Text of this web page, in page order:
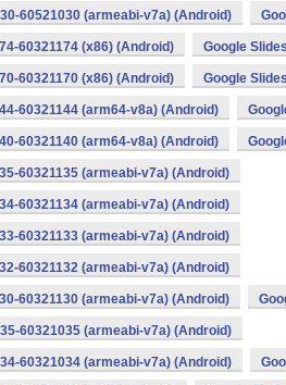
60521030 (armeabi-v7a) (Android)
60321174 (x86) (Android) Google
60321170 (x86) (Android) Google
60321144 (arm64-v8a) (Android)
60321140 (arm64-v8a) (Android)
60321135 (armeabi-v7a) (Android)
60321134 (armeabi-v7a) (Android)
60321133 (armeabi-v7a) (Android)
60321132 (armeabi-v7a) (Android)
60321130 (armeabi-v7a) (Android)
60321035 (armeabi-v7a) (Android)
60321034 (armeabi-v7a) (Android)